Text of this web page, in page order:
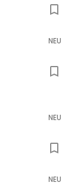
NEU
NEU
NEU